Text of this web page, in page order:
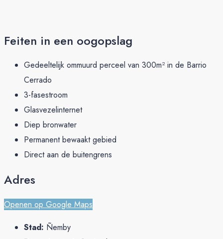
Feiten in een oogopslag
Gedeeltelijk ommuurd perceel van 300m² in de Barrio
Cerrado
3-fasestroom
Glasvezelinternet
Diep bronwater
Permanent bewaakt gebied
Direct aan de buitengrens
Adres
Openen op Google Maps
Stad: Ñemby